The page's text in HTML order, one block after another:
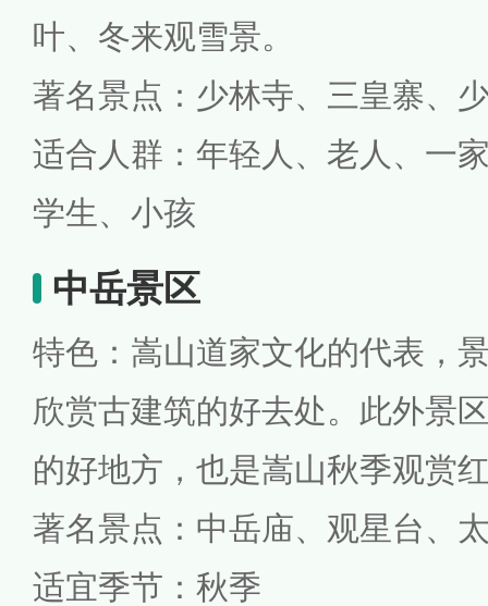
叶、冬来观雪景。
著名景点：少林寺、三皇寨、
适合人群：年轻人、老人、一
学生、小孩
中岳景区
特色：嵩山道家文化的代表，
欣赏古建筑的好去处。此外景
的好地方，也是嵩山秋季观赏
著名景点：中岳庙、观星台、
适宜季节：秋季